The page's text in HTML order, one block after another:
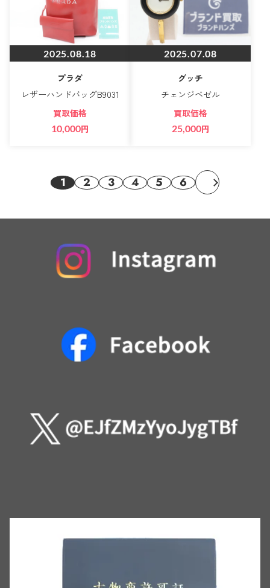
2025.08.18
プラダ
レザーハンドバッグB9031
買取価格
10,000円
2025.07.08
グッチ
チェンジベゼル
買取価格
25,000円
1 2 3 4 5 6